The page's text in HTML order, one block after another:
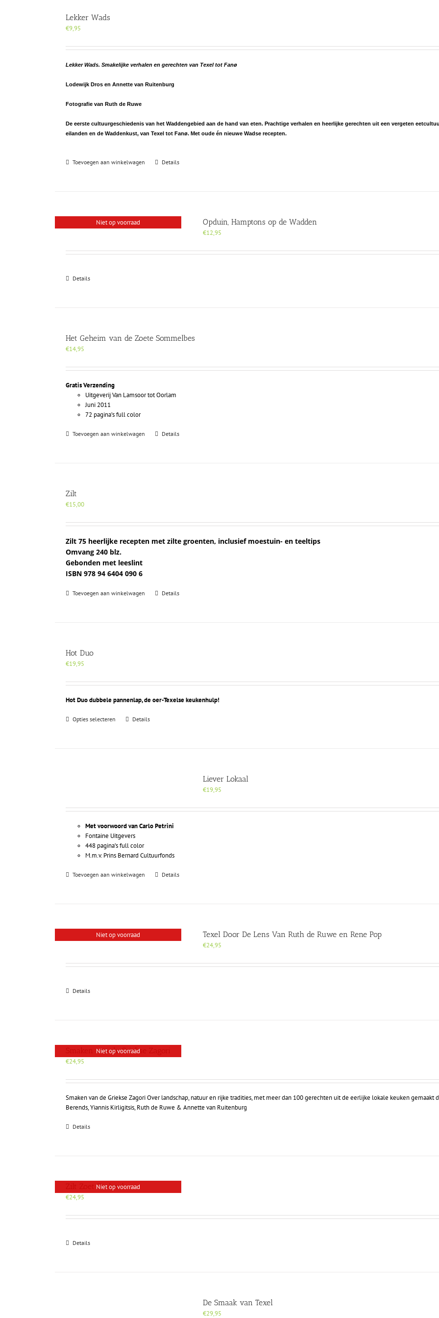
Lekker Wads
€9,95
Lekker Wads. Smakelijke verhalen en gerechten van Texel tot Fanø
Lodewijk Dros en Annette van Ruitenburg
Fotografie van Ruth de Ruwe
De eerste cultuurgeschiedenis van het Waddengebied aan de hand van eten. Prachtige verhalen en heerlijke gerechten uit een vergeten
eilanden en de Waddenkust, van Texel tot Fanø. Met oude én nieuwe Wadse recepten.
Toevoegen aan winkelwagen Details
Niet op voorraad Opduin, Hamptons op de Wadden
€12,95
Details
Het Geheim van de Zoete Sommelbes
€14,95
Gratis Verzending
Uitgeverij Van Lamsoor tot Oorlam
Juni 2011
72 pagina’s full color
Toevoegen aan winkelwagen Details
Zilt
€15,00
Zilt 75 heerlijke recepten met zilte groenten, inclusief moestuin- en teeltips
Omvang 240 blz.
Gebonden met leeslint
ISBN 978 94 6404 090 6
Toevoegen aan winkelwagen Details
Hot Duo
€19,95
Hot Duo dubbele pannenlap, de oer-Texelse keukenhulp!
Opties selecteren
Dit
worden
de
productpagina
Details
Liever Lokaal
€19,95
Met voorwoord van Carlo Petrini
Fontaine Uitgevers
448 pagina’s full color
M.m.v. Prins Bernard Cultuurfonds
Toevoegen aan winkelwagen Details
Niet op voorraad Texel Door De Lens Van Ruth de Ruwe en Rene Pop
€24,95
Details
Niet op voorraad
Smaken van de Griekse Zagori
€24,95
Smaken van de Griekse Zagori Over landschap, natuur en rijke tradities, met meer dan 100 gerechten uit de eerlijke lokale keuken gemaakt
Berends, Yiannis Kirligitsis, Ruth de Ruwe & Annette van Ruitenburg
Details
Niet op voorraad
Zilt Zoet Zeeland
€24,95
Details
De Smaak van Texel
€29,95